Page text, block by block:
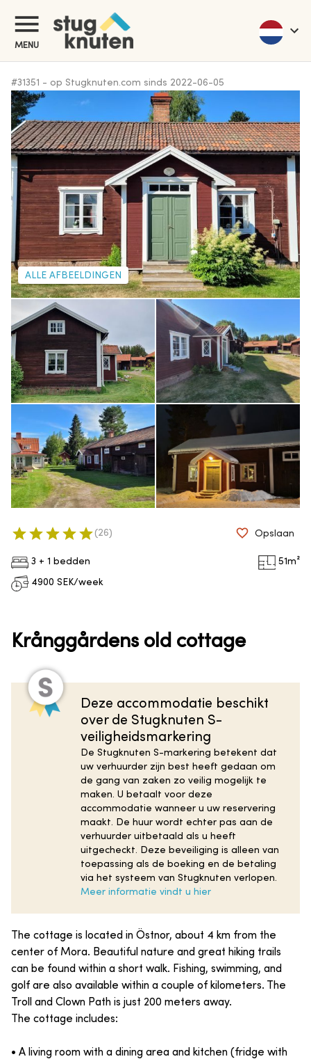
MENU
#31351 - op Stugknuten.com sinds 2022-06-05
ALLE AFBEELDINGEN
3 + 1 bedden 51m²
4900 SEK/week
( 26 ) Opslaan
Krånggårdens old cottage
Deze accommodatie beschikt
over de Stugknuten S-
veiligheidsmarkering
De Stugknuten S-markering betekent dat
uw verhuurder zijn best heeft gedaan om
de gang van zaken zo veilig mogelijk te
maken. U betaalt voor deze
accommodatie wanneer u uw reservering
maakt. De huur wordt echter pas aan de
verhuurder uitbetaald als u heeft
uitgecheckt. Deze beveiliging is alleen van
toepassing als de boeking en de betaling
via het systeem van Stugknuten verlopen.
Meer informatie vindt u hier
The cottage is located in Östnor, about 4 km from the
center of Mora. Beautiful nature and great hiking trails
can be found within a short walk. Fishing, swimming, and
golf are also available within a couple of kilometers. The
Troll and Clown Path is just 200 meters away.
The cottage includes:
• A living room with a dining area and kitchen (fridge with